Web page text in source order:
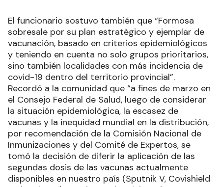
El funcionario sostuvo también que “Formosa
sobresale por su plan estratégico y ejemplar de
vacunación, basado en criterios epidemiológicos
y teniendo en cuenta no solo grupos prioritarios,
sino también localidades con más incidencia de
covid-19 dentro del territorio provincial”.
Recordó a la comunidad que “a fines de marzo en
el Consejo Federal de Salud, luego de considerar
la situación epidemiológica, la escasez de
vacunas y la inequidad mundial en la distribución,
por recomendación de la Comisión Nacional de
Inmunizaciones y del Comité de Expertos, se
tomó la decisión de diferir la aplicación de las
segundas dosis de las vacunas actualmente
disponibles en nuestro país (Sputnik V, Covishield